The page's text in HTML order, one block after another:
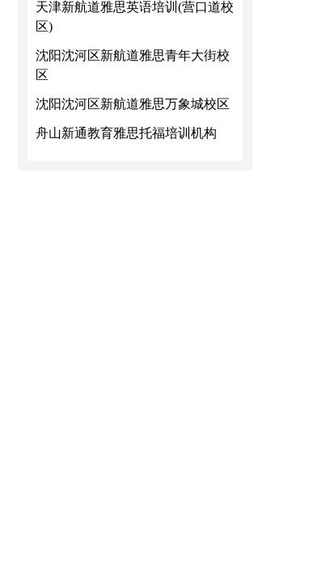
天津新航道雅思英语培训(营口道校
区)
沈阳沈河区新航道雅思青年大街校
区
沈阳沈河区新航道雅思万象城校区
舟山新通教育雅思托福培训机构